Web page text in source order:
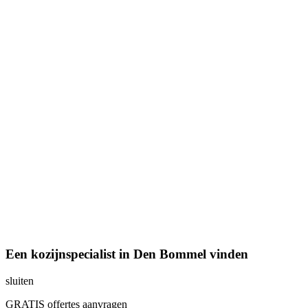
Een kozijnspecialist in Den Bommel vinden
sluiten
GRATIS offertes aanvragen